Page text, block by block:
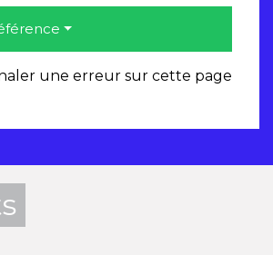
une erreur sur cette page